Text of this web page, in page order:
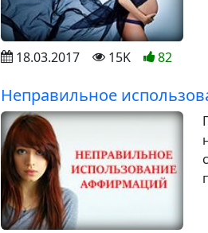
18.03.2017 15K 82
Неправильное